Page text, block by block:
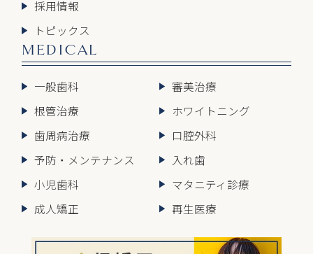
採用情報
トピックス
MEDICAL
一般歯科
根管治療
歯周病治療
予防・メンテナンス
小児歯科
成人矯正
審美治療
ホワイトニング
口腔外科
入れ歯
マタニティ診療
再生医療